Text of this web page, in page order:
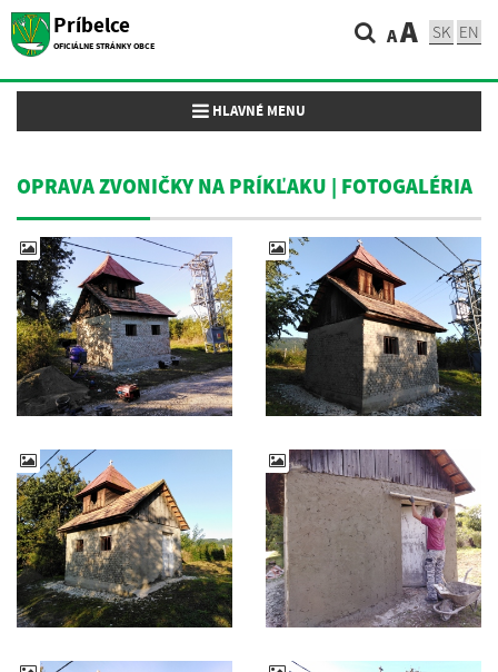
Príbelce
OFICIÁLNE STRÁNKY OBCE AA SK EN
Toggle navigation
HLAVNÉ MENU
OPRAVA ZVONIČKY NA PRÍKĽAKU | FOTOGALÉRIA